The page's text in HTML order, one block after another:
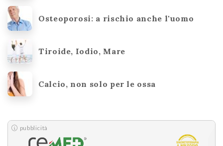
Osteoporosi: a rischio anche l'uomo
Tiroide, Iodio, Mare
Calcio, non solo per le ossa
pubblicità